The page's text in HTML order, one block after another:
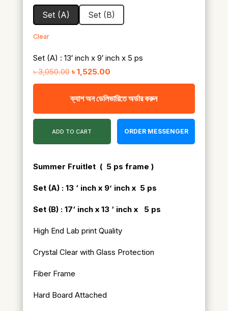
Set (A) Set (B)
Clear
Set (A) : 13′ inch x 9′ inch x 5 ps
৳3,050.00 Original
price
was:
৳ 3,050.00.
৳ 1,525.00Current
price
is:
৳ 1,525.00.
ক্যাশ অন ডেলিভারিতে অর্ডার করুন
ADD TO CART ORDER MESSENGER
Summer Fruitlet ( 5 ps frame )
Set (A) : 13 ‘ inch x 9’ inch x 5 ps
Set (B) : 17‘ inch x 13 ‘ inch x 5 ps
High End Lab print Quality
Crystal Clear with Glass Protection
Fiber Frame
Hard Board Attached